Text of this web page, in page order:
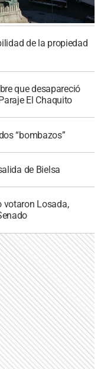
de la propiedad
que desapareció
El Chaquito
“bombazos”
de Bielsa
votaron Losada,